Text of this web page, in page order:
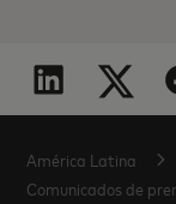
América Latina
Comunicados de